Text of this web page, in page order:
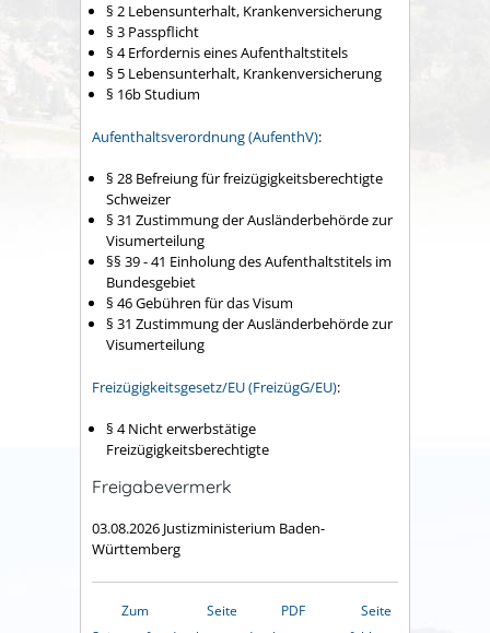
§ 2 Lebensunterhalt, Krankenversicherung
§ 3 Passpflicht
§ 4 Erfordernis eines Aufenthaltstitels
§ 5 Lebensunterhalt, Krankenversicherung
§ 16b Studium
Aufenthaltsverordnung (AufenthV):
§ 28 Befreiung für freizügigkeitsberechtigte
Schweizer
§ 31 Zustimmung der Ausländerbehörde zur
Visumerteilung
§§ 39 - 41 Einholung des Aufenthaltstitels im
Bundesgebiet
§ 46 Gebühren für das Visum
§ 31 Zustimmung der Ausländerbehörde zur
Visumerteilung
Freizügigkeitsgesetz/EU (FreizügG/EU):
§ 4Nicht erwerbstätige
Freizügigkeitsberechtigte
Freigabevermerk
03.08.2026 Justizministerium Baden-
Württemberg
Zum
Seite
PDF
Seite